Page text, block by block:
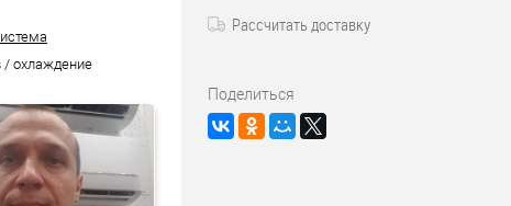
/ охлаждение
Рассчитать доставку
Поделиться